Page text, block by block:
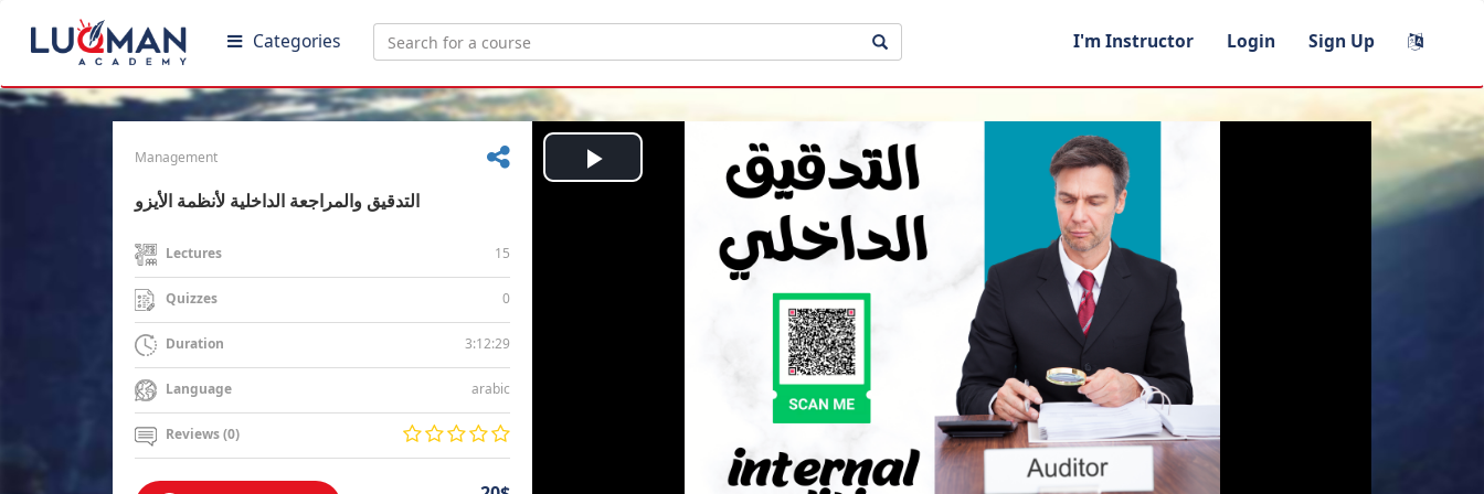
Categories I'm Instructor Login Sign Up
Management
التدقيق والمراجعة الداخلية لأنظمة الأيزو
Lectures 15
Quizzes 0
Duration 3:12:29
Language arabic
Reviews (0)
Play